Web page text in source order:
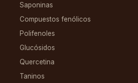
Saponinas
Compuestos fenólicos
Polifenoles
Glucósidos
Quercetina
Taninos